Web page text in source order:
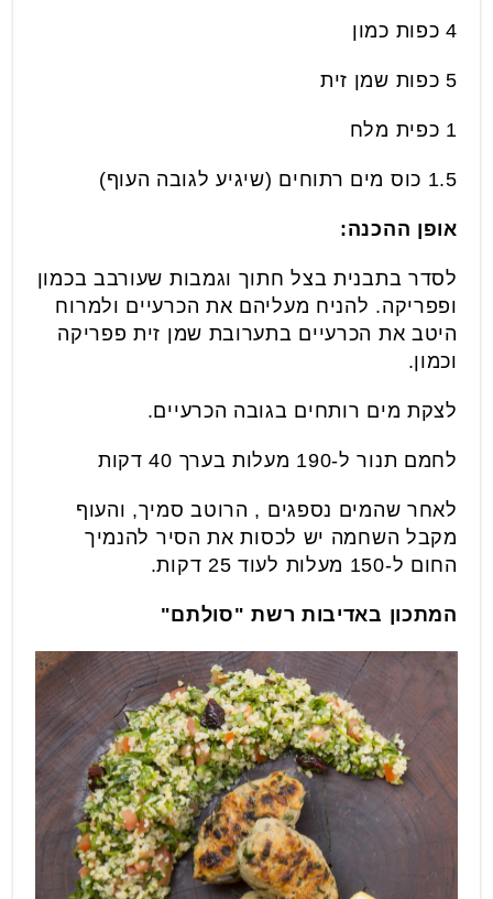
4 כפות כמון
5 כפות שמן זית
1 כפית מלח
1.5 כוס מים רתוחים (שיגיע לגובה העוף)
אופן ההכנה:
לסדר בתבנית בצל חתוך וגמבות שעורבב בכמון
ופפריקה. להניח מעליהם את הכרעיים ולמרוח
היטב את הכרעיים בתערובת שמן זית פפריקה
וכמון.
לצקת מים רותחים בגובה הכרעיים.
לחמם תנור ל-190 מעלות בערך 40 דקות
לאחר שהמים נספגים , הרוטב סמיך, והעוף
מקבל השחמה יש לכסות את הסיר להנמיך
החום ל-150 מעלות לעוד 25 דקות.
המתכון באדיבות רשת "סולתם"